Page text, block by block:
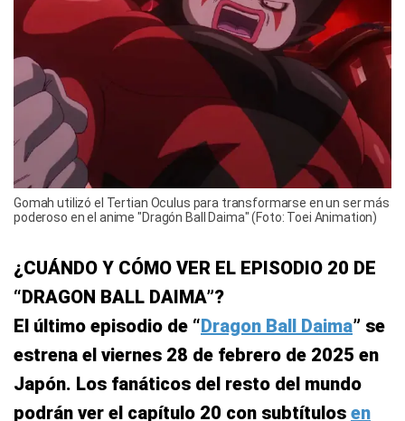
Gomah utilizó el Tertian Oculus para transformarse en un ser más
poderoso en el anime "Dragón Ball Daima" (Foto: Toei Animation)
¿CUÁNDO Y CÓMO VER EL EPISODIO 20 DE
“DRAGON BALL DAIMA”?
El último episodio de “Dragon Ball Daima” se
estrena el viernes 28 de febrero de 2025 en
Japón. Los fanáticos del resto del mundo
podrán ver el capítulo 20 con subtítulos en